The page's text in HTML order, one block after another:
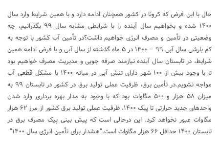
حال با این فرض که کرونا در کشور همچنان ادامه دارد و با همین شرایط وارد سال
۱۴۰۰ شده و بخواهیم سال آینده را با شرایطی مشابه سال ۹۹ بگذرانیم، چه
وضعیتی در تأمین و مصرف انرژی خواهیم داشت؟در تأمین آب کشور با توجه به
کم بارشی سال آبی ۹۹ – ۱۴۰۰ در ۵ ماه گذشته از سال آبی و با فرض ادامه همین
شرایط، در تابستان سال آینده نیازمند صرفه جویی و مدیریت مصرف خواهیم بود
تا با وجود بیش از ۱۰۰ شهر دارای تنش آبی در میانه ۱۴۰۰ با مشکل قطعی آب
مواجه نشویم.در تأمین برق، ظرفیت عملی تولید برق در کشور در تابستان ۹۹ به
میزان ۵۸ هزار و ۵۰۰ مگاوات بود که با وجود به مدار بهره برداری وارد شدن
واحدهای جدید حرارتی تا پیک ۱۴۰۰، ظرفیت عملی تولید برق کشور از مرز ۶۲ هزار
مگاوات عبور نخواهد کرد. این درحالی است که پیش بینی پیک مصرف برق در
تابستان ۱۴۰۰ حداقل ۶۶ هزار مگاوات است.”هشدار برای تأمین انرژی سال ۱۴۰۰”